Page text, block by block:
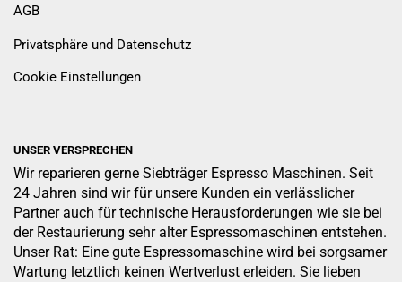
AGB
Privatsphäre und Datenschutz
Cookie Einstellungen
UNSER VERSPRECHEN
Wir reparieren gerne Siebträger Espresso Maschinen. Seit
24 Jahren sind wir für unsere Kunden ein verlässlicher
Partner auch für technische Herausforderungen wie sie bei
der Restaurierung sehr alter Espressomaschinen entstehen.
Unser Rat: Eine gute Espressomaschine wird bei sorgsamer
Wartung letztlich keinen Wertverlust erleiden. Sie lieben